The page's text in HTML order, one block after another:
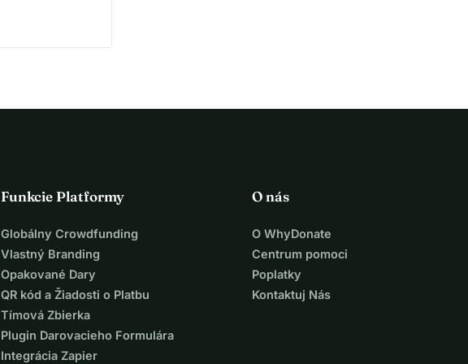
Funkcie Platformy
Globálny Crowdfunding
Vlastný Branding
Opakované Dary
QR kód a Žiadosti o Platbu
Tímová Zbierka
Plugin Darovacieho Formulára
Integrácia Zapier
O nás
O WhyDonate
Centrum pomoci
Poplatky
Kontaktuj Nás